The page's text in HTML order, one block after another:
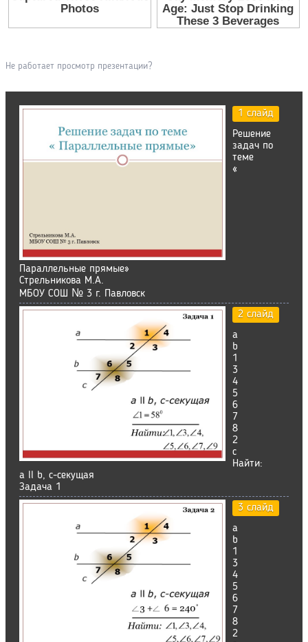
Не работает просмотр презентации?
1 слайд
Решение
задач по
теме
«
Параллельные прямые»
Стрельникова М.А.
МБОУ СОШ № 3 г. Павловск
2 слайд
а
b
1
3
4
5
6
7
8
2
c
Найти:
а ll b, с-секущая
Задача 1
3 слайд
а
b
1
3
4
5
6
7
8
2